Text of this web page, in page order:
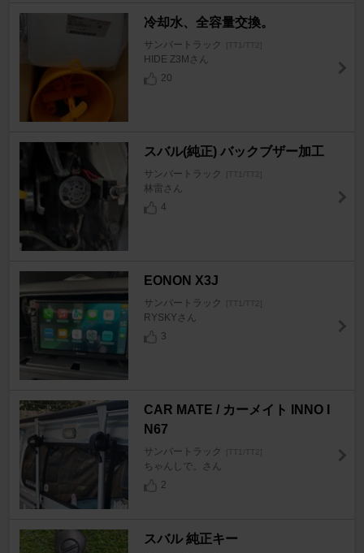
冷却水、全容量交換。
サンバートラック
HIDE Z3Mさん
20
スバル(純正) バックブザー加工
サンバートラック
林雷さん
4
EONON X3J
サンバートラック
RYSKYさん
3
CAR MATE / カーメイト INNO I
N67
サンバートラック
ちゃんしで。さん
2
スバル 純正キー